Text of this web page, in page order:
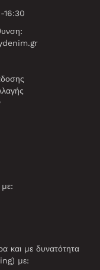
16:30
και με δυνατότητα
με: